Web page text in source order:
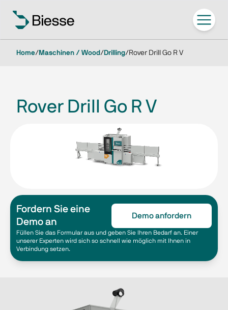
Home/ Maschinen / Wood/ Drilling/ Rover Drill Go R V
Rover Drill Go R V
Fordern Sie eine
Demo an
Demo anfordern
Füllen Sie das Formular aus und geben Sie Ihren Bedarf an. Einer
unserer Experten wird sich so schnell wie möglich mit Ihnen in
Verbindung setzen.